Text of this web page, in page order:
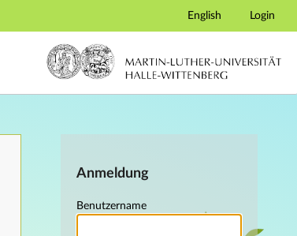
English Login
Anmeldung
Benutzername